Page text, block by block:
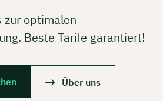
zur optimalen
Beste Tarife garantiert!
Über uns